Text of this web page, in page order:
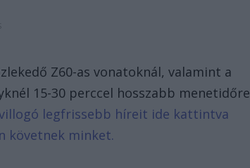
Z60-as vonatoknál, valamint a
15-30 perccel hosszabb menetidőre
legfrissebb híreit ide kattintva
követnek minket.